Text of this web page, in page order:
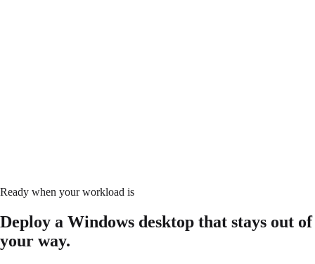
Ready when your workload is
Deploy a Windows desktop that stays out of
your way.